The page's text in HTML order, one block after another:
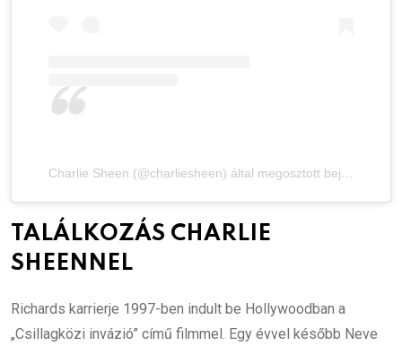
Charlie Sheen (@charliesheen) által megosztott bejegyzés
TALÁLKOZÁS CHARLIE
SHEENNEL
Richards karrierje 1997-ben indult be Hollywoodban a
„Csillagközi invázió” című filmmel. Egy évvel később Neve